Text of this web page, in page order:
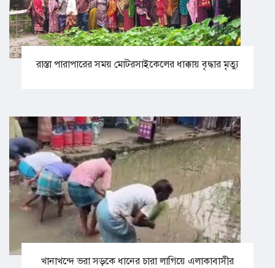
রাস্তা পারাপারের সময় মোটরসাইকেলের ধাক্কায় বৃদ্ধার মৃত্যু
খানাখন্দে ভরা সড়কে ধানের চারা লাগিয়ে এলাকাবাসীর